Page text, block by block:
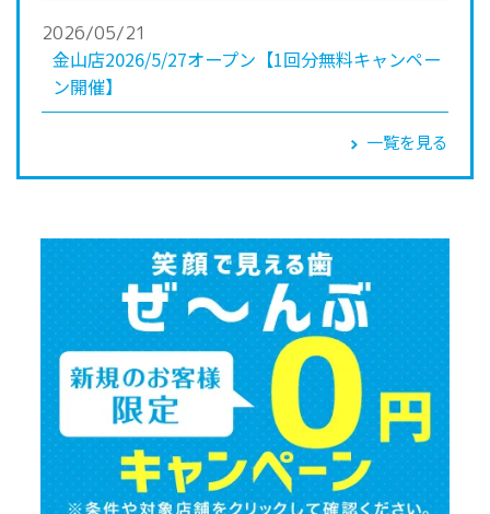
2026/05/21
金山店2026/5/27オープン【1回分無料キャンペー
ン開催】
一覧を見る